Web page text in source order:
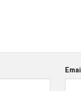
Email